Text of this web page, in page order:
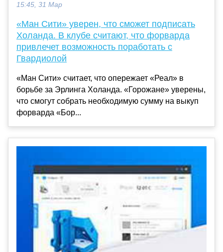
15:45, 31 Мар
«Ман Сити» уверен, что сможет подписать
Холанда. В клубе считают, что форварда
привлечет возможность поработать с
Гвардиолой
«Ман Сити» считает, что опережает «Реал» в
борьбе за Эрлинга Холанда. «Горожане» уверены,
что смогут собрать необходимую сумму на выкуп
форварда «Бор...